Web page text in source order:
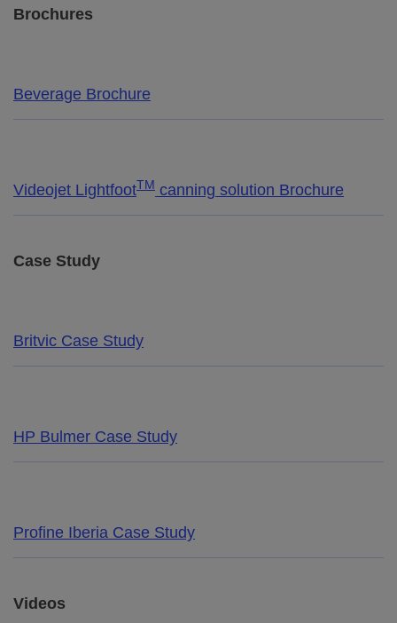
Brochures
Beverage Brochure
Videojet LightfootTM canning solution Brochure
Case Study
Britvic Case Study
HP Bulmer Case Study
Profine Iberia Case Study
Videos